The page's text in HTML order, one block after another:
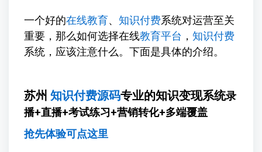
一个好的在线教育、 知识付费系统对运营至关
重要，那么如何选择在线教育平台 ， 知识付费
系统，应该注意什么。下面是具体的介绍。
苏州 知识付费源码专业的知识变现系统录
播+直播+考试练习+营销转化+多端覆盖
抢先体验可点这里